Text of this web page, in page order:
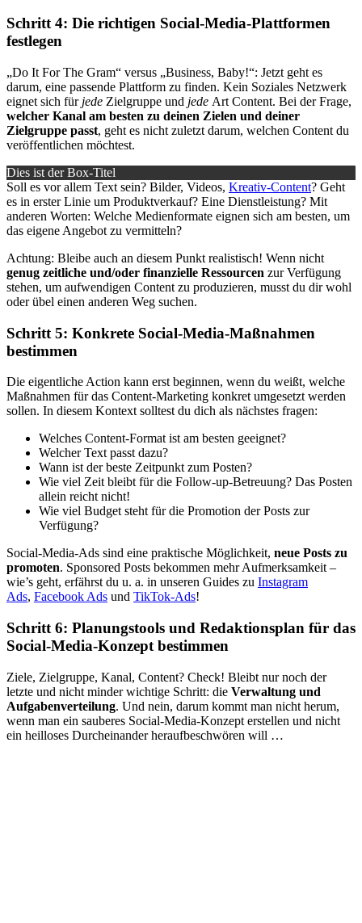
Schritt 4: Die richtigen Social-Media-Plattformen
festlegen
„Do It For The Gram“ versus „Business, Baby!“: Jetzt geht es
darum, eine passende Plattform zu finden. Kein Soziales Netzwerk
eignet sich für jede Zielgruppe und jede Art Content. Bei der Frage,
welcher Kanal am besten zu deinen Zielen und deiner
Zielgruppe passt, geht es nicht zuletzt darum, welchen Content du
veröffentlichen möchtest.
Dies ist der Box-Titel
Soll es vor allem Text sein? Bilder, Videos, Kreativ-Content? Geht
es in erster Linie um Produktverkauf? Eine Dienstleistung? Mit
anderen Worten: Welche Medienformate eignen sich am besten, um
das eigene Angebot zu vermitteln?
Achtung: Bleibe auch an diesem Punkt realistisch! Wenn nicht
genug zeitliche und/oder finanzielle Ressourcen zur Verfügung
stehen, um aufwendigen Content zu produzieren, musst du dir wohl
oder übel einen anderen Weg suchen.
Schritt 5: Konkrete Social-Media-Maßnahmen
bestimmen
Die eigentliche Action kann erst beginnen, wenn du weißt, welche
Maßnahmen für das Content-Marketing konkret umgesetzt werden
sollen. In diesem Kontext solltest du dich als nächstes fragen:
Welches Content-Format ist am besten geeignet?
Welcher Text passt dazu?
Wann ist der beste Zeitpunkt zum Posten?
Wie viel Zeit bleibt für die Follow-up-Betreuung? Das Posten
allein reicht nicht!
Wie viel Budget steht für die Promotion der Posts zur
Verfügung?
Social-Media-Ads sind eine praktische Möglichkeit, neue Posts zu
promoten. Sponsored Posts bekommen mehr Aufmerksamkeit –
wie’s geht, erfährst du u. a. in unseren Guides zu Instagram
Ads, Facebook Ads und TikTok-Ads!
Schritt 6: Planungstools und Redaktionsplan für das
Social-Media-Konzept bestimmen
Ziele, Zielgruppe, Kanal, Content? Check! Bleibt nur noch der
letzte und nicht minder wichtige Schritt: die Verwaltung und
Aufgabenverteilung. Und nein, darum kommt man nicht herum,
wenn man ein sauberes Social-Media-Konzept erstellen und nicht
ein heilloses Durcheinander heraufbeschwören will …